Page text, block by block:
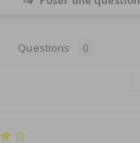
Questions